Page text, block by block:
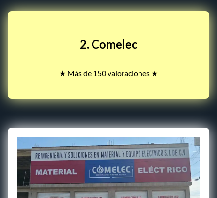
2. Comelec
★ Más de 150 valoraciones ★